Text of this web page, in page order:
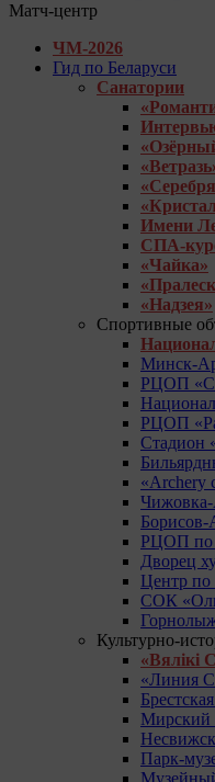
Матч-центр
ЧМ-2026
Гид по Беларуси
Санатории
Имени
СПА-
«Чайка»
«Надзея»
Спортивные
Минск-
РЦОП
РЦОП
Стадион
«Archery
Борисов-
РЦОП по
Дворец
Центр по
СОК
Культурно-
«Вялікі
«Линия
Мирский
Парк-